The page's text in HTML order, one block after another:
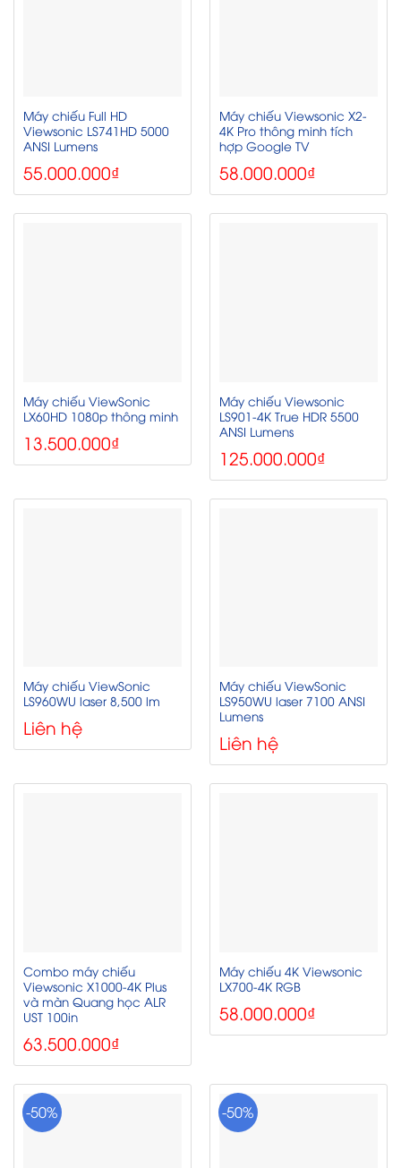
Máy chiếu Full HD
Viewsonic LS741HD 5000
ANSI Lumens
55.000.000₫
Máy chiếu Viewsonic X2-
4K Pro thông minh tích
hợp Google TV
58.000.000₫
Máy chiếu ViewSonic
LX60HD 1080p thông minh
13.500.000₫
Máy chiếu Viewsonic
LS901-4K True HDR 5500
ANSI Lumens​
125.000.000₫
Máy chiếu ViewSonic
LS960WU laser 8,500 lm
Liên hệ
Máy chiếu ViewSonic
LS950WU laser 7100 ANSI
Lumens
Liên hệ
Combo máy chiếu
Viewsonic X1000-4K Plus
và màn Quang học ALR
UST 100in
63.500.000₫
Máy chiếu 4K Viewsonic
LX700-4K RGB
58.000.000₫
-50% -50%